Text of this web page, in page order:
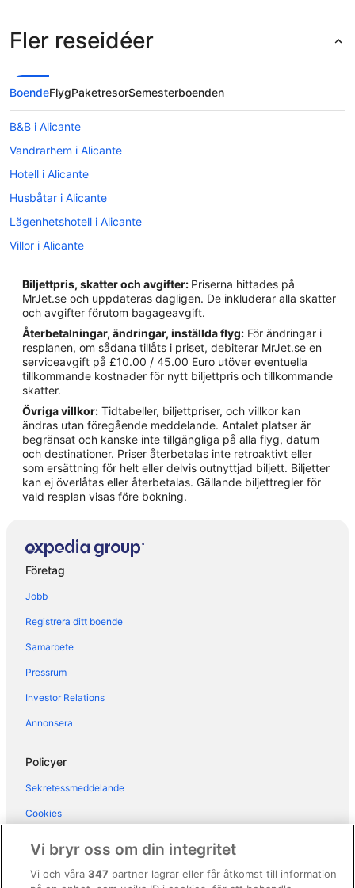
Fler reseidéer
BoendeFlygPaketresorSemesterboenden
B&B i Alicante
Vandrarhem i Alicante
Hotell i Alicante
Husbåtar i Alicante
Lägenhetshotell i Alicante
Villor i Alicante
Hotell i Centrala Alicante
Lägenheter i El Campello
Lägenhetshotell i Els Arenals del Sol
5-Stjärniga hotell i Alicante
Lägenheter i Gran Alacant
Hotell i Agost
Hotell i Alicante
Hotell i Busot
Hotell i El Bacarot
Hotell i El Campello
Hotell i Els Arenals del Sol
Hotell i Gran Alacant
Hotell i Jijona
Hotell i La Marina
Hotell i Monforte del Cid
Hotell i Monte Faro
Hotell i Novelda
Hotell i San Juan de Alicante
Hotell i Santa Pola
Hotell i Torrellano
Hotell i Villajoyosa
Biljettpris, skatter och avgifter: Priserna hittades på
MrJet.se och uppdateras dagligen. De inkluderar alla skatter
och avgifter förutom bagageavgift.
Återbetalningar, ändringar, inställda flyg: För ändringar i
resplanen, om sådana tillåts i priset, debiterar MrJet.se en
serviceavgift på £10.00 / 45.00 Euro utöver eventuella
tillkommande kostnader för nytt biljettpris och tillkommande
skatter.
Övriga villkor: Tidtabeller, biljettpriser, och villkor kan
ändras utan föregående meddelande. Antalet platser är
begränsat och kanske inte tillgängliga på alla flyg, datum
och destinationer. Priser återbetalas inte retroaktivt eller
som ersättning för helt eller delvis outnyttjad biljett. Biljetter
kan ej överlåtas eller återbetalas. Gällande biljettregler för
vald resplan visas före bokning.
Företag
Jobb
Registrera ditt boende
Samarbete
Pressrum
Investor Relations
Annonsera
Policyer
Sekretessmeddelande
Cookies
Vi bryr oss om din integritet
Vi och våra347 partner lagrar eller får åtkomst till information